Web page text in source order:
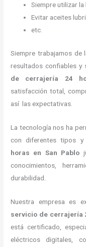
Siempre utilizar
Evitar aceites
etc.
Siempre trabajamos de
resultados confiables y
de cerrajería 24
satisfacción total,
así las expectativas.
La tecnología nos ha
con diferentes tipos y
horas en San Pablo
conocimientos,
durabilidad.
Nuestra empresa es
servicio de cerrajería
está certificado,
eléctricos digitales,